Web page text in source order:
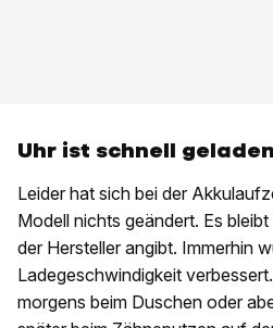
Uhr ist schnell geladen
Leider hat sich bei der
Modell nichts geändert. Es
der Hersteller angibt. Immerhin
Ladegeschwindigkeit
morgens beim Duschen oder